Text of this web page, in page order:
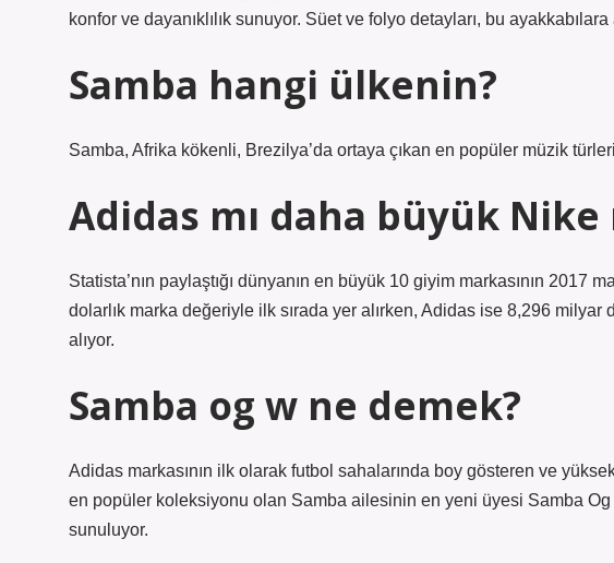
konfor ve dayanıklılık sunuyor. Süet ve folyo detayları, bu ayakkabılara
Samba hangi ülkenin?
Samba, Afrika kökenli, Brezilya’da ortaya çıkan en popüler müzik
Adidas mı daha büyük Nike
Statista’nın paylaştığı dünyanın en büyük 10 giyim markasının
dolarlık marka değeriyle ilk sırada yer alırken, Adidas ise 8,296 milyar
alıyor.
Samba og w ne demek?
Adidas markasının ilk olarak futbol sahalarında boy gösteren ve
en popüler koleksiyonu olan Samba ailesinin en yeni üyesi Samba Og
sunuluyor.